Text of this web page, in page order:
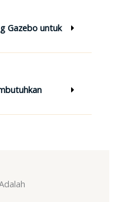
Gazebo untuk